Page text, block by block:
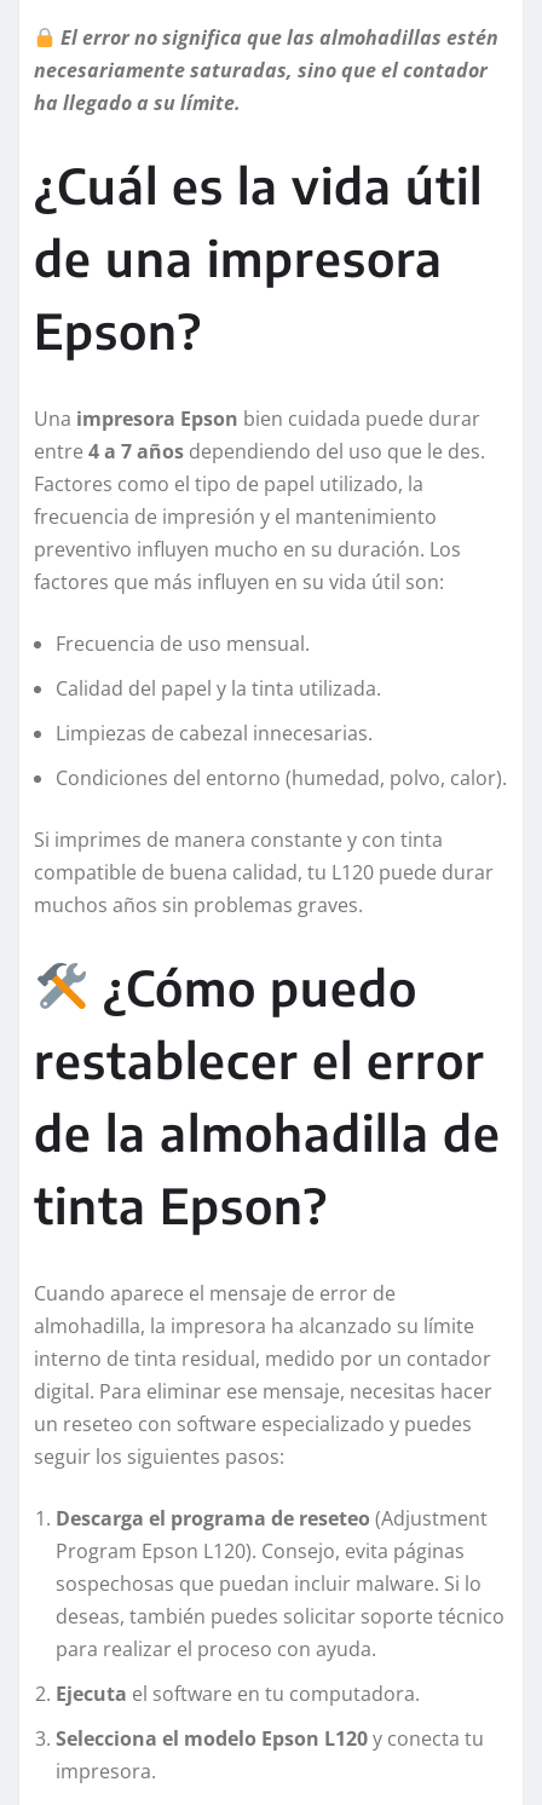
El error no significa que las almohadillas estén
necesariamente saturadas, sino que el contador
ha llegado a su límite.
¿Cuál es la vida útil
de una impresora
Epson?
Una impresora Epson bien cuidada puede durar
entre 4 a 7 años dependiendo del uso que le des.
Factores como el tipo de papel utilizado, la
frecuencia de impresión y el mantenimiento
preventivo influyen mucho en su duración. Los
factores que más influyen en su vida útil son:
Frecuencia de uso mensual.
Calidad del papel y la tinta utilizada.
Limpiezas de cabezal innecesarias.
Condiciones del entorno (humedad, polvo, calor).
Si imprimes de manera constante y con tinta
compatible de buena calidad, tu L120 puede durar
muchos años sin problemas graves.
¿Cómo puedo
restablecer el error
de la almohadilla de
tinta Epson?
Cuando aparece el mensaje de error de
almohadilla, la impresora ha alcanzado su límite
interno de tinta residual, medido por un contador
digital. Para eliminar ese mensaje, necesitas hacer
un reseteo con software especializado y puedes
seguir los siguientes pasos:
Descarga el programa de reseteo (Adjustment
Program Epson L120). Consejo, evita páginas
sospechosas que puedan incluir malware. Si lo
deseas, también puedes solicitar soporte técnico
para realizar el proceso con ayuda.
Ejecuta el software en tu computadora.
Selecciona el modelo Epson L120y conecta tu
impresora.